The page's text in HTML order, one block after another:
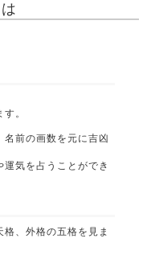
。
前の画数を元に吉凶
気を占うことができ
、外格の五格を見ま